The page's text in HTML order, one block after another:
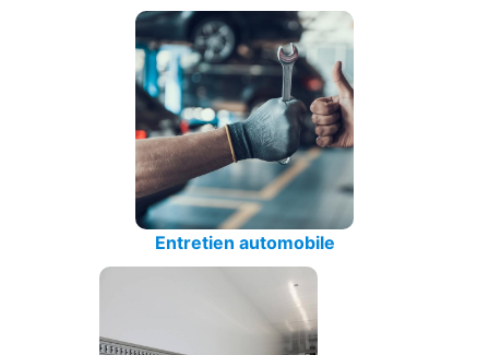
Entretien automobile